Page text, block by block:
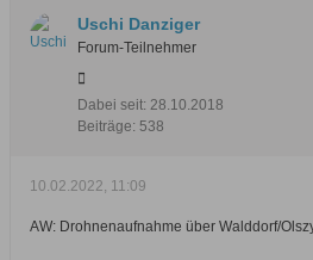
Uschi Danziger
Forum-Teilnehmer
Dabei seit: 28.10.2018
Beiträge: 538
10.02.2022, 11:09
AW: Drohnenaufnahme über Walddorf/